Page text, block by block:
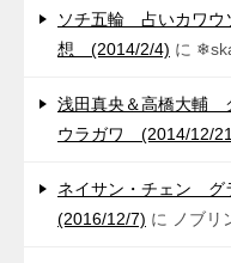
ソチ五輪 占いカワウ
想 (2014/2/4) に
浅田真央＆高橋大輔
ウラガワ (2014/12/
ネイサン・チェン
(2016/12/7) に ノブリ